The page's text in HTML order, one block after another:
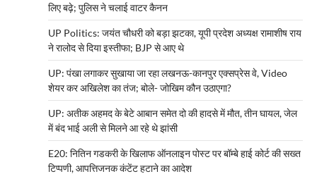
लिए बढ़े; पुलिस ने चलाई वाटर कैनन
UP Politics: जयंत चौधरी को बड़ा झटका, यूपी प्रदेश अध्यक्ष रामाशीष राय
ने रालोद से दिया इस्तीफा; BJP से आए थे
UP: पंखा लगाकर सुखाया जा रहा लखनऊ-कानपुर एक्सप्रेस वे, Video
शेयर कर अखिलेश का तंज; बोले- जोखिम कौन उठाएगा?
UP: अतीक अहमद के बेटे आबान समेत दो की हादसे में मौत, तीन घायल, जेल
में बंद भाई अली से मिलने आ रहे थे झांसी
E20: नितिन गडकरी के खिलाफ ऑनलाइन पोस्ट पर बॉम्बे हाई कोर्ट की सख्त
टिप्पणी, आपत्तिजनक कंटेंट हटाने का आदेश